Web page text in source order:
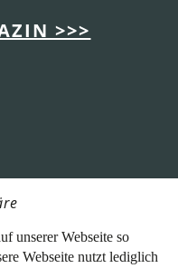
>>>
unserer Webseite so
Webseite nutzt lediglich